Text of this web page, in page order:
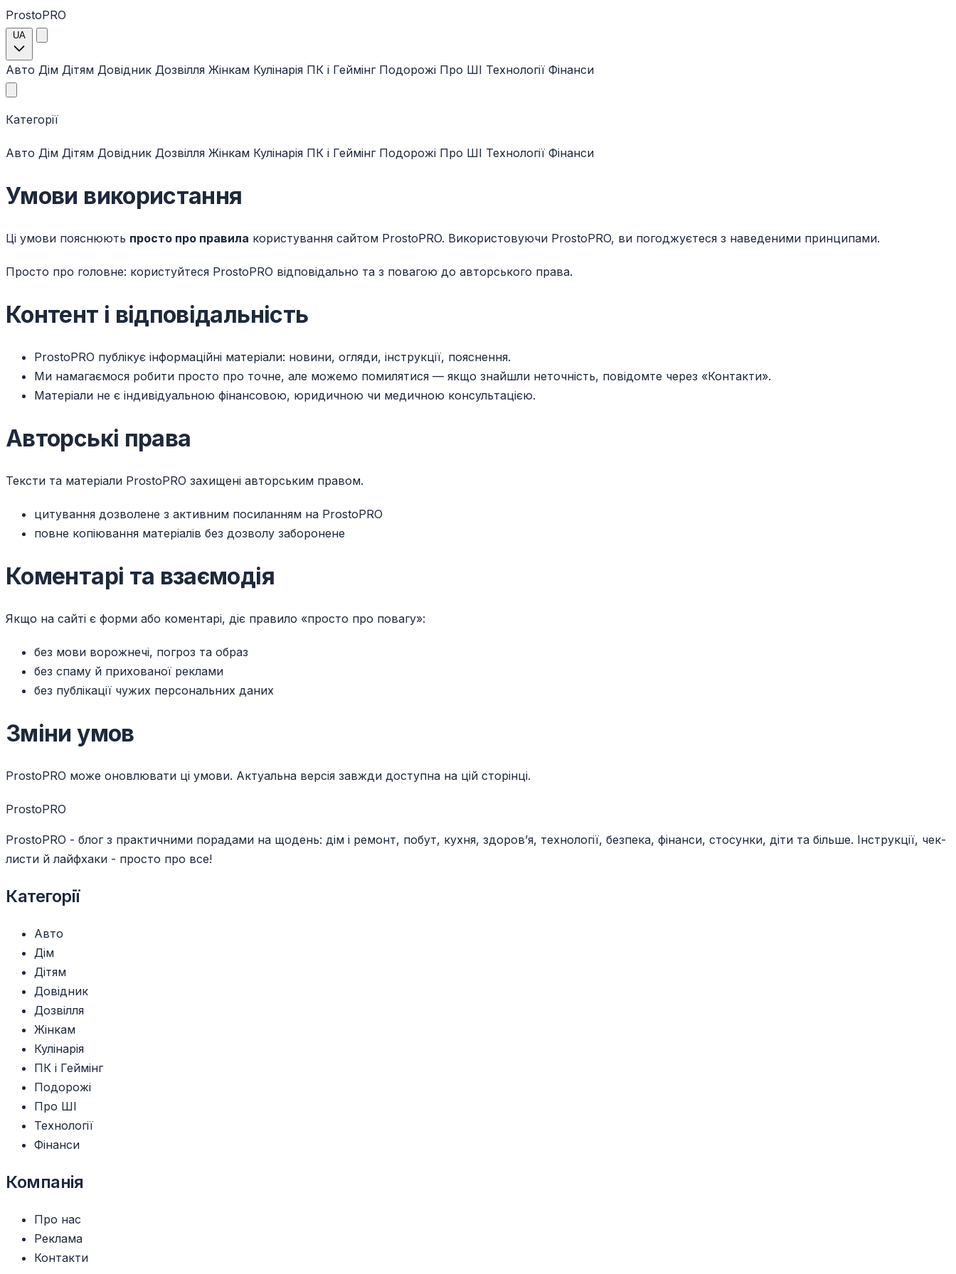
ProstoPRO
UA
Авто Дім Дітям Довідник Дозвілля Жінкам Кулінарія ПК і Геймінг Подорожі Про ШІ Технології Фінанси
Категорії
Авто Дім Дітям Довідник Дозвілля Жінкам Кулінарія ПК і Геймінг Подорожі Про ШІ Технології Фінанси
Умови використання
Ці умови пояснюють просто про правила користування сайтом ProstoPRO. Використовуючи ProstoPRO, ви погоджуєтеся з наведеними принципами.
Просто про головне: користуйтеся ProstoPRO відповідально та з повагою до авторського права.
Контент і відповідальність
ProstoPRO публікує інформаційні матеріали: новини, огляди, інструкції, пояснення.
Ми намагаємося робити просто про точне, але можемо помилятися — якщо знайшли неточність, повідомте через «Контакти».
Матеріали не є індивідуальною фінансовою, юридичною чи медичною консультацією.
Авторські права
Тексти та матеріали ProstoPRO захищені авторським правом.
цитування дозволене з активним посиланням на ProstoPRO
повне копіювання матеріалів без дозволу заборонене
Коментарі та взаємодія
Якщо на сайті є форми або коментарі, діє правило «просто про повагу»:
без мови ворожнечі, погроз та образ
без спаму й прихованої реклами
без публікації чужих персональних даних
Зміни умов
ProstoPRO може оновлювати ці умови. Актуальна версія завжди доступна на цій сторінці.
ProstoPRO
ProstoPRO - блог з практичними порадами на щодень: дім і ремонт, побут, кухня, здоров’я, технології, безпека, фінанси, стосунки, діти та більше. Інструкції, чек-
листи й лайфхаки - просто про все!
Категорії
Авто
Дім
Дітям
Довідник
Дозвілля
Жінкам
Кулінарія
ПК і Геймінг
Подорожі
Про ШІ
Технології
Фінанси
Компанія
Про нас
Реклама
Контакти